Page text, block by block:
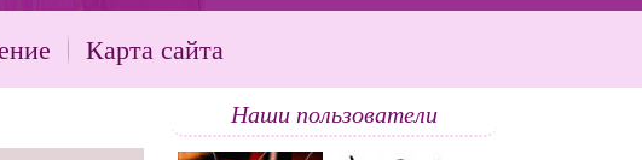
Карта сайта
Наши пользователи